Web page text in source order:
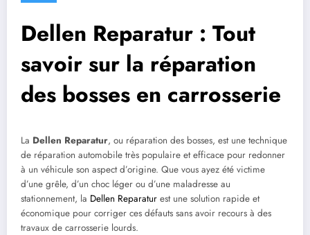
Dellen Reparatur : Tout
savoir sur la réparation
des bosses en carrosserie
La Dellen Reparatur, ou réparation des bosses, est une technique
de réparation automobile très populaire et efficace pour redonner
à un véhicule son aspect d’origine. Que vous ayez été victime
d’une grêle, d’un choc léger ou d’une maladresse au
stationnement, la Dellen Reparatur est une solution rapide et
économique pour corriger ces défauts sans avoir recours à des
travaux de carrosserie lourds.